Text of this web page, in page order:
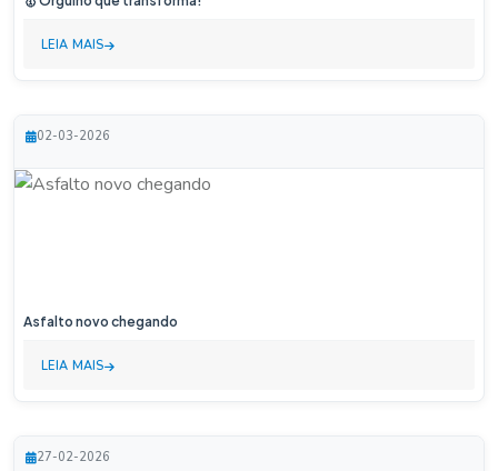
LEIA MAIS
02-03-2026
Asfalto novo chegando
LEIA MAIS
27-02-2026